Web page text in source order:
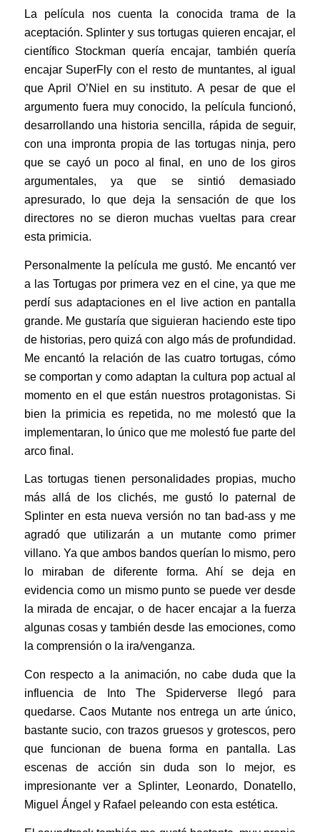
La película nos cuenta la conocida trama de la
aceptación. Splinter y sus tortugas quieren encajar, el
científico Stockman quería encajar, también quería
encajar SuperFly con el resto de muntantes, al igual
que April O’Niel en su instituto. A pesar de que el
argumento fuera muy conocido, la película funcionó,
desarrollando una historia sencilla, rápida de seguir,
con una impronta propia de las tortugas ninja, pero
que se cayó un poco al final, en uno de los giros
argumentales, ya que se sintió demasiado
apresurado, lo que deja la sensación de que los
directores no se dieron muchas vueltas para crear
esta primicia.
Personalmente la película me gustó. Me encantó ver
a las Tortugas por primera vez en el cine, ya que me
perdí sus adaptaciones en el live action en pantalla
grande. Me gustaría que siguieran haciendo este tipo
de historias, pero quizá con algo más de profundidad.
Me encantó la relación de las cuatro tortugas, cómo
se comportan y como adaptan la cultura pop actual al
momento en el que están nuestros protagonistas. Si
bien la primicia es repetida, no me molestó que la
implementaran, lo único que me molestó fue parte del
arco final.
Las tortugas tienen personalidades propias, mucho
más allá de los clichés, me gustó lo paternal de
Splinter en esta nueva versión no tan bad-ass y me
agradó que utilizarán a un mutante como primer
villano. Ya que ambos bandos querían lo mismo, pero
lo miraban de diferente forma. Ahí se deja en
evidencia como un mismo punto se puede ver desde
la mirada de encajar, o de hacer encajar a la fuerza
algunas cosas y también desde las emociones, como
la comprensión o la ira/venganza.
Con respecto a la animación, no cabe duda que la
influencia de Into The Spiderverse llegó para
quedarse. Caos Mutante nos entrega un arte único,
bastante sucio, con trazos gruesos y grotescos, pero
que funcionan de buena forma en pantalla. Las
escenas de acción sin duda son lo mejor, es
impresionante ver a Splinter, Leonardo, Donatello,
Miguel Ángel y Rafael peleando con esta estética.